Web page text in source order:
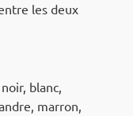
les deux
blanc,
marron,